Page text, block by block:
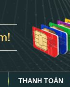
THANH TOÁN